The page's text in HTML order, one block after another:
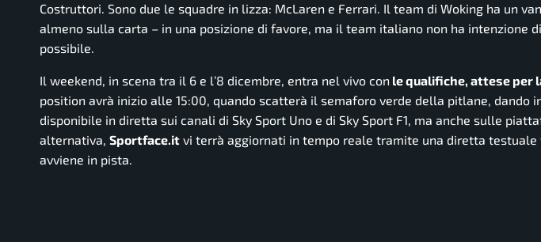
Costruttori. Sono due le squadre in lizza: McLaren e Ferrari. Il team di Woking ha un
almeno sulla carta – in una posizione di favore, ma il team italiano non ha intenzione
possibile.
Il weekend, in scena tra il 6 e l’8 dicembre, entra nel vivo con le qualifiche, attese per
position avrà inizio alle 15:00, quando scatterà il semaforo verde della pitlane, dando
disponibile in diretta sui canali di Sky Sport Uno e di Sky Sport F1, ma anche sulle
alternativa, Sportface.it vi terrà aggiornati in tempo reale tramite una diretta
avviene in pista.